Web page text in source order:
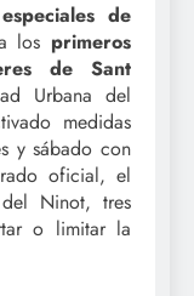
de
los primeros
de Sant
Urbana del
medidas
y sábado con
oficial, el
Ninot, tres
o limitar la